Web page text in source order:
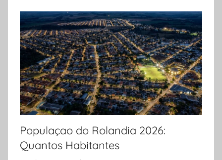
Populaçao do Rolandia 2026:
Quantos Habitantes